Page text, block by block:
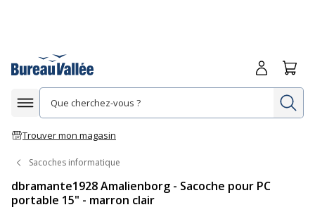
Afficher la navigation
Trouver mon magasin
Me
Sacoches informatique
dbramante1928 Amalienborg - Sacoche pour PC
portable 15" - marron clair